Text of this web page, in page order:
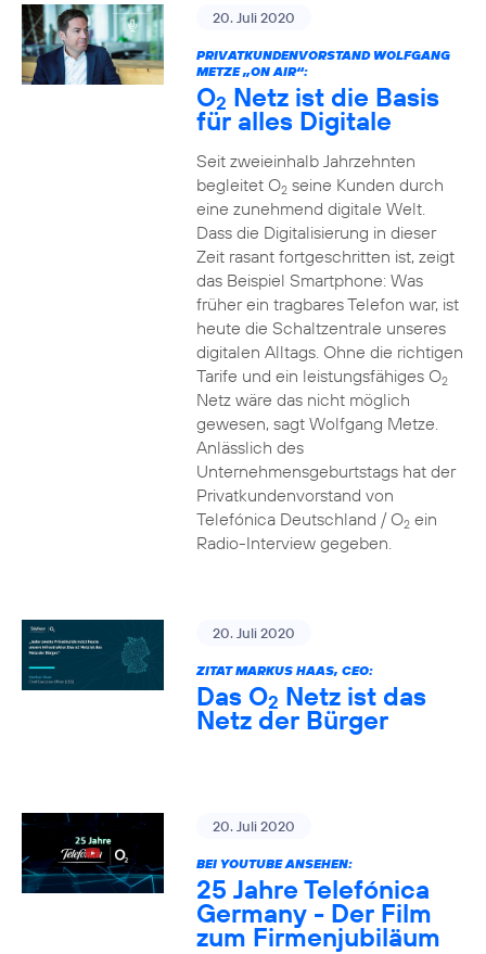
20. Juli 2020
PRIVATKUNDENVORSTAND WOLFGANG
METZE „ON AIR“:
O2 Netz ist die Basis
für alles Digitale
Seit zweieinhalb Jahrzehnten
begleitet O2seine Kunden durch
eine zunehmend digitale Welt.
Dass die Digitalisierung in dieser
Zeit rasant fortgeschritten ist, zeigt
das Beispiel Smartphone: Was
früher ein tragbares Telefon war, ist
heute die Schaltzentrale unseres
digitalen Alltags. Ohne die richtigen
Tarife und ein leistungsfähiges O2
Netz wäre das nicht möglich
gewesen, sagt Wolfgang Metze.
Anlässlich des
Unternehmensgeburtstags hat der
Privatkundenvorstand von
Telefónica Deutschland / O2ein
Radio-Interview gegeben.
20. Juli 2020
ZITAT MARKUS HAAS, CEO:
Das O2 Netz ist das
Netz der Bürger
20. Juli 2020
BEI YOUTUBE ANSEHEN:
25 Jahre Telefónica
Germany - Der Film
zum Firmenjubiläum